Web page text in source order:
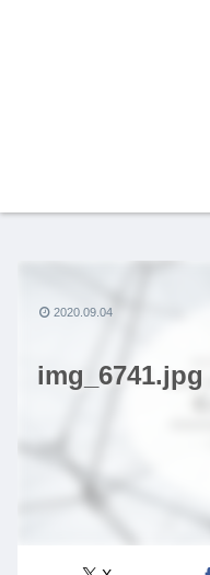
img_6741.jpg
2020.09.04